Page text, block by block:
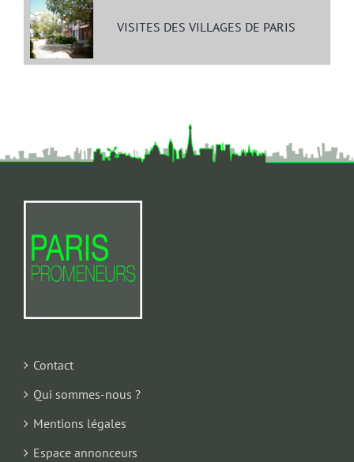
VISITES DES VILLAGES DE PARIS
Contact
Qui sommes-nous ?
Mentions légales
Espace annonceurs